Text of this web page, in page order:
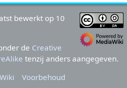
bewerkt op 10
de Creative
tenzij anders aangegeven.
Voorbehoud